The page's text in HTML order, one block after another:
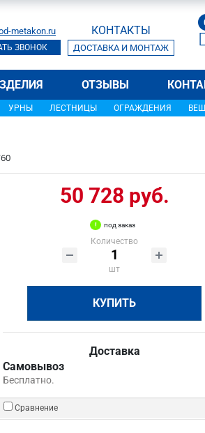
metakon.ru
ЗВОНОК
КОНТАКТЫ
ДОСТАВКА И МОНТАЖ
ОТЗЫВЫ
УРНЫ ЛЕСТНИЦЫ ОГРАЖДЕНИЯ
50 728 руб.
под заказ
Количество
шт
КУПИТЬ
Доставка
Самовывоз
Бесплатно.
Сравнение